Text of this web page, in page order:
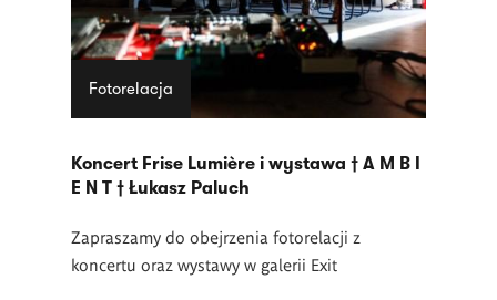
Fotorelacja
Koncert Frise Lumière i wystawa † A M B I
E N T † Łukasz Paluch
Zapraszamy do obejrzenia fotorelacji z
koncertu oraz wystawy w galerii Exit